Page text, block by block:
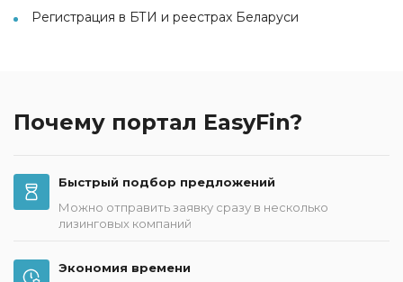
Регистрация в БТИ и реестрах Беларуси
Почему портал EasyFin?
Быстрый подбор предложений
Можно отправить заявку сразу в несколько
лизинговых компаний
Экономия времени